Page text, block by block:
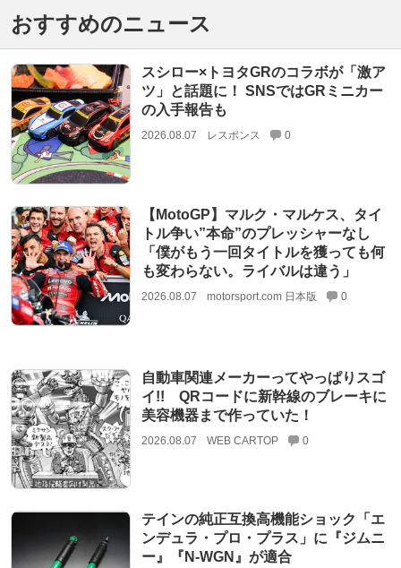
おすすめのニュース
スシロー×トヨタGRのコラボが「激ア
ツ」と話題に！ SNSではGRミニカー
の入手報告も
2026.08.07 レスポンス 0
【MotoGP】マルク・マルケス、タイ
トル争い”本命”のプレッシャーなし
「僕がもう一回タイトルを獲っても何
も変わらない。ライバルは違う」
2026.08.07 motorsport.com 日本版 0
自動車関連メーカーってやっぱりスゴ
イ!! QRコードに新幹線のブレーキに
美容機器まで作っていた！
2026.08.07 WEB CARTOP 0
テインの純正互換高機能ショック「エ
ンデュラ・プロ・プラス」に『ジムニ
ー』『N-WGN』が適合